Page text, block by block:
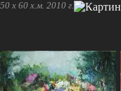
50 х 60 х.м. 2010 г.